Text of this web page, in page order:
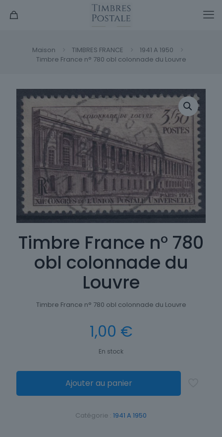
Maison TIMBRES FRANCE
1941 A 1950
Timbre France n° 780 obl colonnade du Louvre
Timbre France n° 780
obl colonnade du
Louvre
Timbre France n° 780 obl colonnade du Louvre
1,00 €
En stock
Ajouter au panier
Catégorie : 1941 A 1950